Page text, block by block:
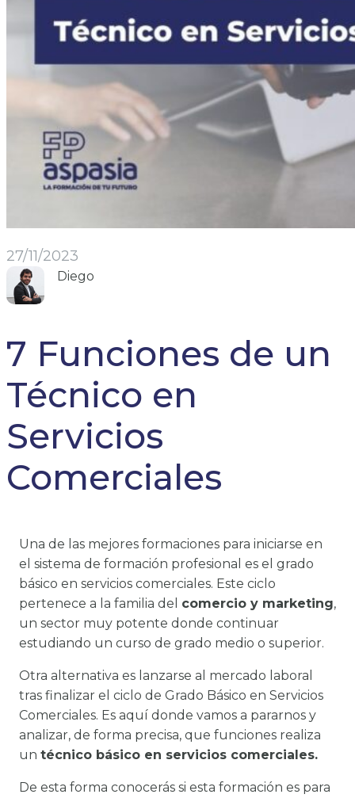
27/11/2023
Diego
7 Funciones de un
Técnico en
Servicios
Comerciales
Una de las mejores formaciones para iniciarse en
el sistema de formación profesional es el grado
básico en servicios comerciales. Este ciclo
pertenece a la familia del comercio y marketing,
un sector muy potente donde continuar
estudiando un curso de grado medio o superior.
Otra alternativa es lanzarse al mercado laboral
tras finalizar el ciclo de Grado Básico en Servicios
Comerciales. Es aquí donde vamos a pararnos y
analizar, de forma precisa, que funciones realiza
un técnico básico en servicios comerciales.
De esta forma conocerás si esta formación es para